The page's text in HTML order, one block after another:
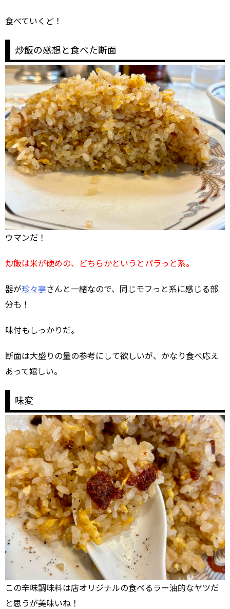
食べていくど！
炒飯の感想と食べた断面
ウマンだ！
炒飯は米が硬めの、どちらかというとパラっと系。
器が珍々亭さんと一緒なので、同じモフっと系に感じる部
分も！
味付もしっかりだ。
断面は大盛りの量の参考にして欲しいが、かなり食べ応え
あって嬉しい。
味変
この辛味調味料は店オリジナルの食べるラー油的なヤツだ
と思うが美味いね！